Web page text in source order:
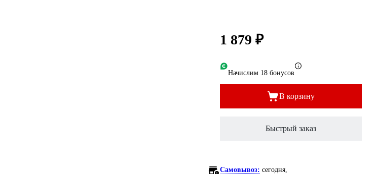
1 879 ₽
Начислим 18 бонусов
В корзину
Быстрый заказ
Самовывоз: сегодня,